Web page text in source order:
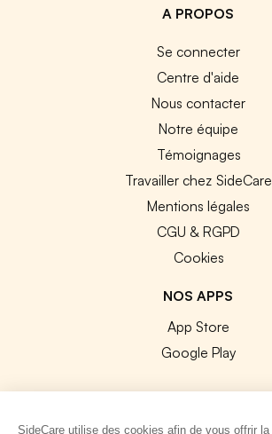
A PROPOS
Se connecter
Centre d'aide
Nous contacter
Notre équipe
Témoignages
Travailler chez SideCare
Mentions légales
CGU & RGPD
Cookies
NOS APPS
App Store
Google Play
SideCare utilise des cookies afin de vous offrir la